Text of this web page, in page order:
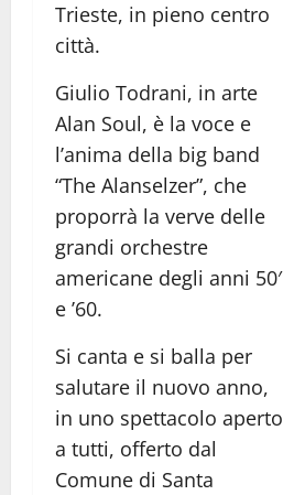
Trieste, in pieno centro
città.
Giulio Todrani, in arte
Alan Soul, è la voce e
l’anima della big band
“The Alanselzer”, che
proporrà la verve delle
grandi orchestre
americane degli anni 50′
e ’60.
Si canta e si balla per
salutare il nuovo anno,
in uno spettacolo aperto
a tutti, offerto dal
Comune di Santa